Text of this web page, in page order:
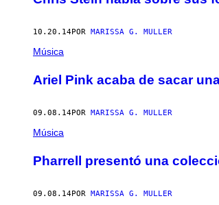
10.20.14POR MARISSA G. MULLER
Música
Ariel Pink acaba de sacar
09.08.14POR MARISSA G. MULLER
Música
Pharrell presentó una
09.08.14POR MARISSA G. MULLER